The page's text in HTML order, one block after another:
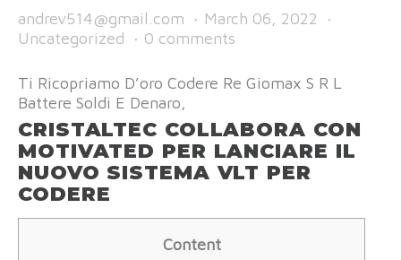
andrev514@gmail.com · March 06, 2022
·
Uncategorized
· 0 comments
Ti Ricopriamo D’oro Codere Re Giomax S R L
Battere Soldi E Denaro,
CRISTALTEC COLLABORA CON
MOTIVATED PER LANCIARE IL
NUOVO SISTEMA VLT PER
CODERE
Content